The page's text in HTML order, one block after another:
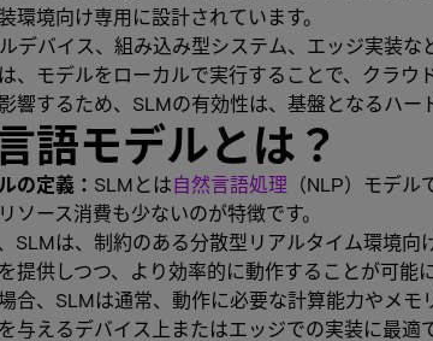
環境向け専用に設計されています。
デバイス、組み込み型システム、エッジ実装
、モデルをローカルで実行することで、クラ
響するため、SLMの有効性は、基盤となるハー
語モデルとは？
の定義： SLMとは自然言語処理 （NLP）モデ
ソース消費も少ないのが特徴です。
SLMは、制約のある分散型リアルタイム環境
提供しつつ、より効率的に動作することが可能に
合、SLMは通常、動作に必要な計算能力やメ
与えるデバイス上またはエッジでの実装に最